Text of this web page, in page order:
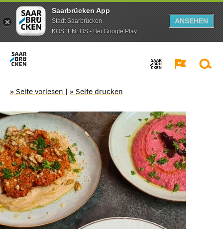
Saarbrücken App
Stadt Saarbrücken
KOSTENLOS - Bei Google Play
ANSEHEN
» Seite vorlesen | » Seite drucken